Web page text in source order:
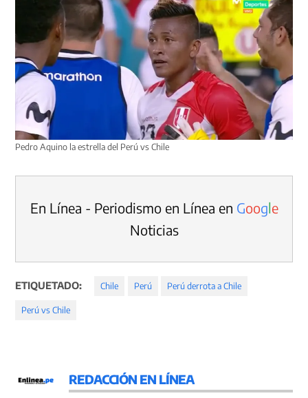
Pedro Aquino la estrella del Perú vs Chile
En Línea - Periodismo en Línea en Google
Noticias
ETIQUETADO: Chile Perú Perú derrota a Chile
Perú vs Chile
REDACCIÓN EN LÍNEA